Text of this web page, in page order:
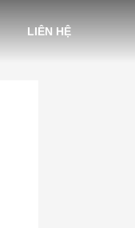
LIÊN HỆ